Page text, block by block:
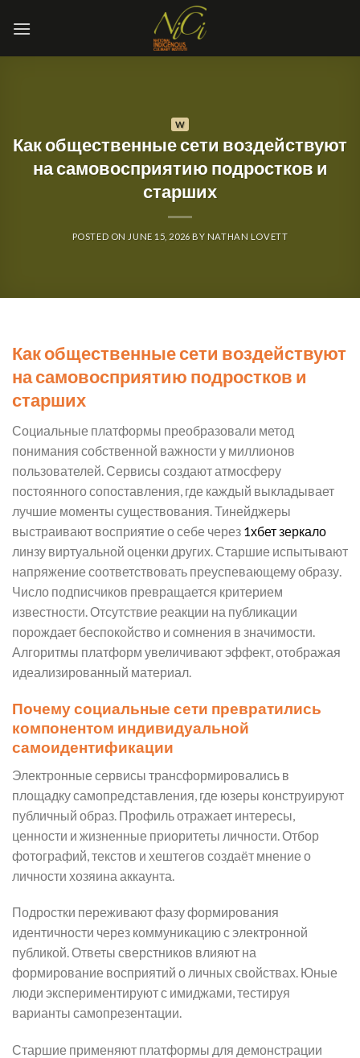
W
Как общественные сети воздействуют
на самовосприятию подростков и
старших
POSTED ON JUNE 15, 2026 BY NATHAN LOVETT
Как общественные сети воздействуют
на самовосприятию подростков и
старших
Социальные платформы преобразовали метод
понимания собственной важности у миллионов
пользователей. Сервисы создают атмосферу
постоянного сопоставления, где каждый выкладывает
лучшие моменты существования. Тинейджеры
выстраивают восприятие о себе через 1хбет зеркало
линзу виртуальной оценки других. Старшие испытывают
напряжение соответствовать преуспевающему образу.
Число подписчиков превращается критерием
известности. Отсутствие реакции на публикации
порождает беспокойство и сомнения в значимости.
Алгоритмы платформ увеличивают эффект, отображая
идеализированный материал.
Почему социальные сети превратились
компонентом индивидуальной
самоидентификации
Электронные сервисы трансформировались в
площадку самопредставления, где юзеры конструируют
публичный образ. Профиль отражает интересы,
ценности и жизненные приоритеты личности. Отбор
фотографий, текстов и хештегов создаёт мнение о
личности хозяина аккаунта.
Подростки переживают фазу формирования
идентичности через коммуникацию с электронной
публикой. Ответы сверстников влияют на
формирование восприятий о личных свойствах. Юные
люди экспериментируют с имиджами, тестируя
варианты самопрезентации.
Старшие применяют платформы для демонстрации